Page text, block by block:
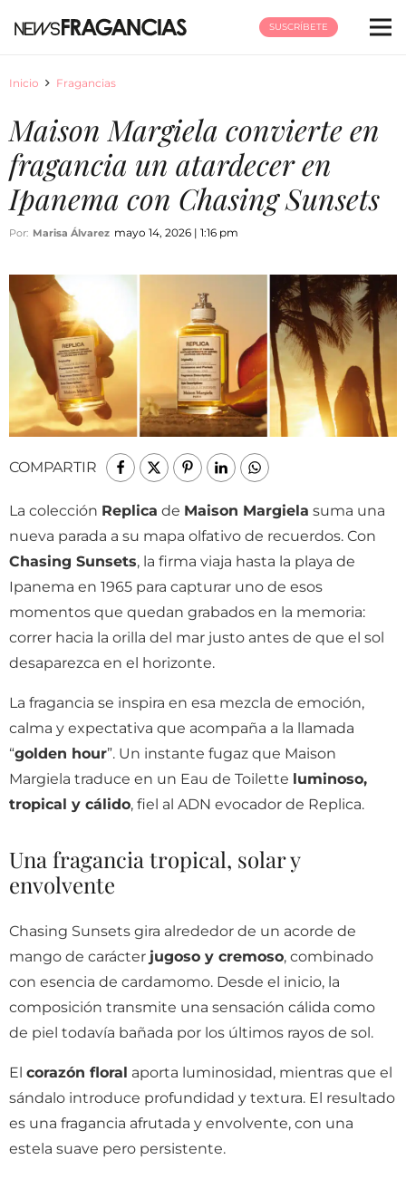
SUSCRÍBETE
Inicio Fragancias
Maison Margiela convierte en
fragancia un atardecer en
Ipanema con Chasing Sunsets
Por: Marisa Álvarez mayo 14, 2026 | 1:16 pm
COMPARTIR
La colección Replica de Maison Margiela suma una
nueva parada a su mapa olfativo de recuerdos. Con
Chasing Sunsets, la firma viaja hasta la playa de
Ipanema en 1965 para capturar uno de esos
momentos que quedan grabados en la memoria:
correr hacia la orilla del mar justo antes de que el sol
desaparezca en el horizonte.
La fragancia se inspira en esa mezcla de emoción,
calma y expectativa que acompaña a la llamada
“golden hour”. Un instante fugaz que Maison
Margiela traduce en un Eau de Toilette luminoso,
tropical y cálido, fiel al ADN evocador de Replica.
Una fragancia tropical, solar y
envolvente
Chasing Sunsets gira alrededor de un acorde de
mango de carácter jugoso y cremoso, combinado
con esencia de cardamomo. Desde el inicio, la
composición transmite una sensación cálida como
de piel todavía bañada por los últimos rayos de sol.
El corazón floral aporta luminosidad, mientras que el
sándalo introduce profundidad y textura. El resultado
es una fragancia afrutada y envolvente, con una
estela suave pero persistente.